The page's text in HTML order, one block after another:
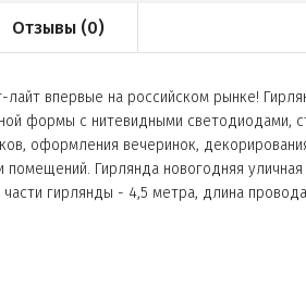
Отзывы (0)
впервые на российском рынке!
формы с нитевидными светодиодами,
оформления вечеринок,
помещений. Гирлянда новогодняя
гирлянды - 4,5 метра, длина